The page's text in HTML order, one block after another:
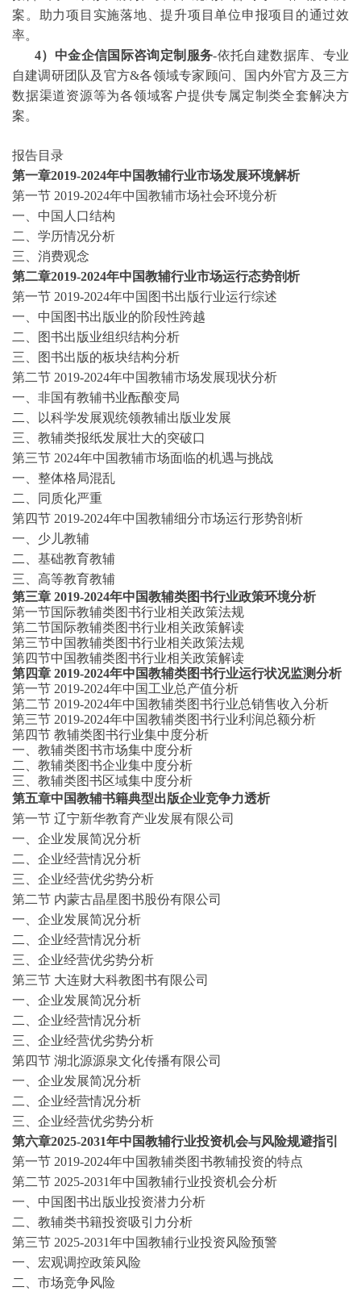
案。助力项目实施落地、提升项目单位申报项目的通过效
率。
4）中金企信国际咨询定制服务-依托自建数据库、专业
自建调研团队及官方&各领域专家顾问、国内外官方及三方
数据渠道资源等为各领域客户提供专属定制类全套解决方
案。
报告目录
第一章2019-2024年中国教辅行业市场发展环境解析
第一节 2019-2024年中国教辅市场社会环境分析
一、中国人口结构
二、学历情况分析
三、消费观念
第二章2019-2024年中国教辅行业市场运行态势剖析
第一节 2019-2024年中国图书出版行业运行综述
一、中国图书出版业的阶段性跨越
二、图书出版业组织结构分析
三、图书出版的板块结构分析
第二节 2019-2024年中国教辅市场发展现状分析
一、非国有教辅书业酝酿变局
二、以科学发展观统领教辅出版业发展
三、教辅类报纸发展壮大的突破口
第三节 2024年中国教辅市场面临的机遇与挑战
一、整体格局混乱
二、同质化严重
第四节 2019-2024年中国教辅细分市场运行形势剖析
一、少儿教辅
二、基础教育教辅
三、高等教育教辅
第三章 2019-2024年中国教辅类图书行业政策环境分析
第一节国际教辅类图书行业相关政策法规
第二节国际教辅类图书行业相关政策解读
第三节中国教辅类图书行业相关政策法规
第四节中国教辅类图书行业相关政策解读
第四章 2019-2024年中国教辅类图书行业运行状况监测分析
第一节 2019-2024年中国工业总产值分析
第二节 2019-2024年中国教辅类图书行业总销售收入分析
第三节 2019-2024年中国教辅类图书行业利润总额分析
第四节 教辅类图书行业集中度分析
一、教辅类图书市场集中度分析
二、教辅类图书企业集中度分析
三、教辅类图书区域集中度分析
第五章中国教辅书籍典型出版企业竞争力透析
第一节 辽宁新华教育产业发展有限公司
一、企业发展简况分析
二、企业经营情况分析
三、企业经营优劣势分析
第二节 内蒙古晶星图书股份有限公司
一、企业发展简况分析
二、企业经营情况分析
三、企业经营优劣势分析
第三节 大连财大科教图书有限公司
一、企业发展简况分析
二、企业经营情况分析
三、企业经营优劣势分析
第四节 湖北源源泉文化传播有限公司
一、企业发展简况分析
二、企业经营情况分析
三、企业经营优劣势分析
第六章2025-2031年中国教辅行业投资机会与风险规避指引
第一节 2019-2024年中国教辅类图书教辅投资的特点
第二节 2025-2031年中国教辅行业投资机会分析
一、中国图书出版业投资潜力分析
二、教辅类书籍投资吸引力分析
第三节 2025-2031年中国教辅行业投资风险预警
一、宏观调控政策风险
二、市场竞争风险